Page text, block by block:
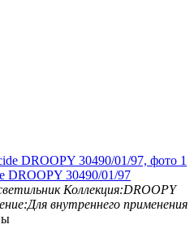
DROOPY 30490/01/97
Коллекция:DROOPY
Для внутреннего применения